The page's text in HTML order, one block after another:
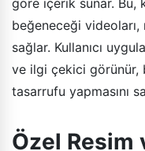
beğeneceği
sağlar. Kullanıcı
ve ilgi çekici görünür,
tasarrufu yapmasını
Özel Resim